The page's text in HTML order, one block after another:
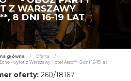
Z WARSZAWY
8 DNI 16-19 LAT
główna / Oferta
/
- wylot z Warszawy Hotel Asso***, 8 dni 16-19 lat
oferty:260/18167